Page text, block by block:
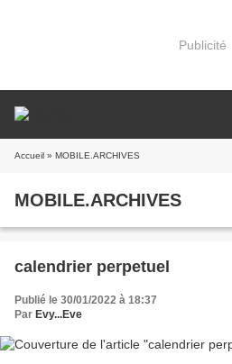
Publicité
Accueil » MOBILE.ARCHIVES
MOBILE.ARCHIVES
calendrier perpetuel
Publié le 30/01/2022 à 18:37
Par Evy...Eve